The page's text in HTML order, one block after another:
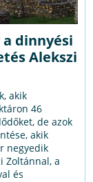
a dinnyési
Alekszi
akik
46
de azok
akik
negyedik
Zoltánnal, a
és